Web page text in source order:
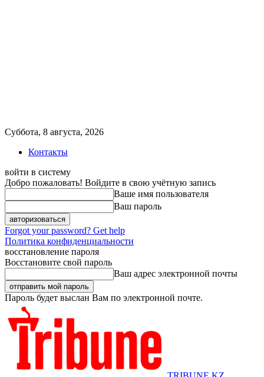
Суббота, 8 августа, 2026
Контакты
войти в систему
Добро пожаловать! Войдите в свою учётную запись
Ваше имя пользователя
Ваш пароль
Forgot your password? Get help
Политика конфиденциальности
восстановление пароля
Восстановите свой пароль
Ваш адрес электронной почты
Пароль будет выслан Вам по электронной почте.